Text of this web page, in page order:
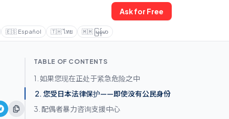
Ask for Free
🇪🇸 Español 🇹🇭ไทย 🇲🇲 မြန်မာ
TABLE OF CONTENTS
1. 如果您现在正处于紧急危险之中
2. 您受日本法律保护——即使没有公民身份
3. 配偶者暴力咨询支援中心